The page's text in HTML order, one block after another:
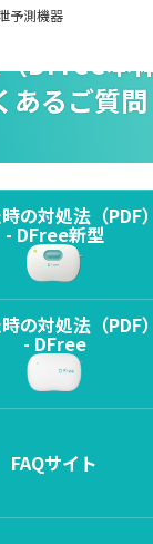
予測機器
DFree本
あるご質問
の対処法（PDF）
- DFree新型
の対処法（PDF）
- DFree
FAQサイト